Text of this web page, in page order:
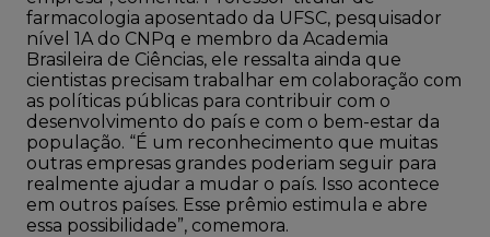
farmacologia aposentado da UFSC, pesquisador
nível 1A do CNPq e membro da Academia
Brasileira de Ciências, ele ressalta ainda que
cientistas precisam trabalhar em colaboração com
as políticas públicas para contribuir com o
desenvolvimento do país e com o bem-estar da
população. “É um reconhecimento que muitas
outras empresas grandes poderiam seguir para
realmente ajudar a mudar o país. Isso acontece
em outros países. Esse prêmio estimula e abre
essa possibilidade”, comemora.